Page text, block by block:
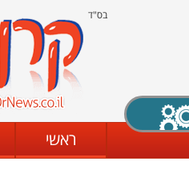
בס"ד
ראשי
X סגירה